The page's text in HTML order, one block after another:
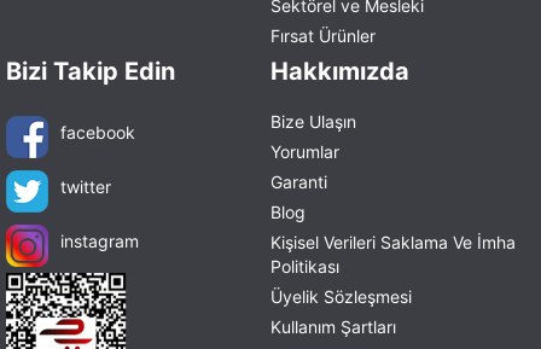
Sektörel ve Mesleki
Fırsat Ürünler
Bizi Takip Edin
facebook
twitter
instagram
Hakkımızda
Bize Ulaşın
Yorumlar
Garanti
Blog
Kişisel Verileri Saklama Ve İmha
Politikası
Üyelik Sözleşmesi
Kullanım Şartları